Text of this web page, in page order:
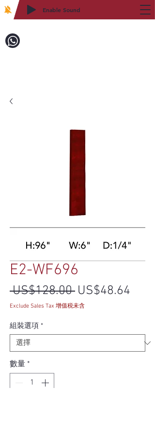
Enable Sound
E2-WF696
US$128.00 一般價格
US$48.64
Exclude Sales Tax 增值税未含
組裝選項 *
數量 *